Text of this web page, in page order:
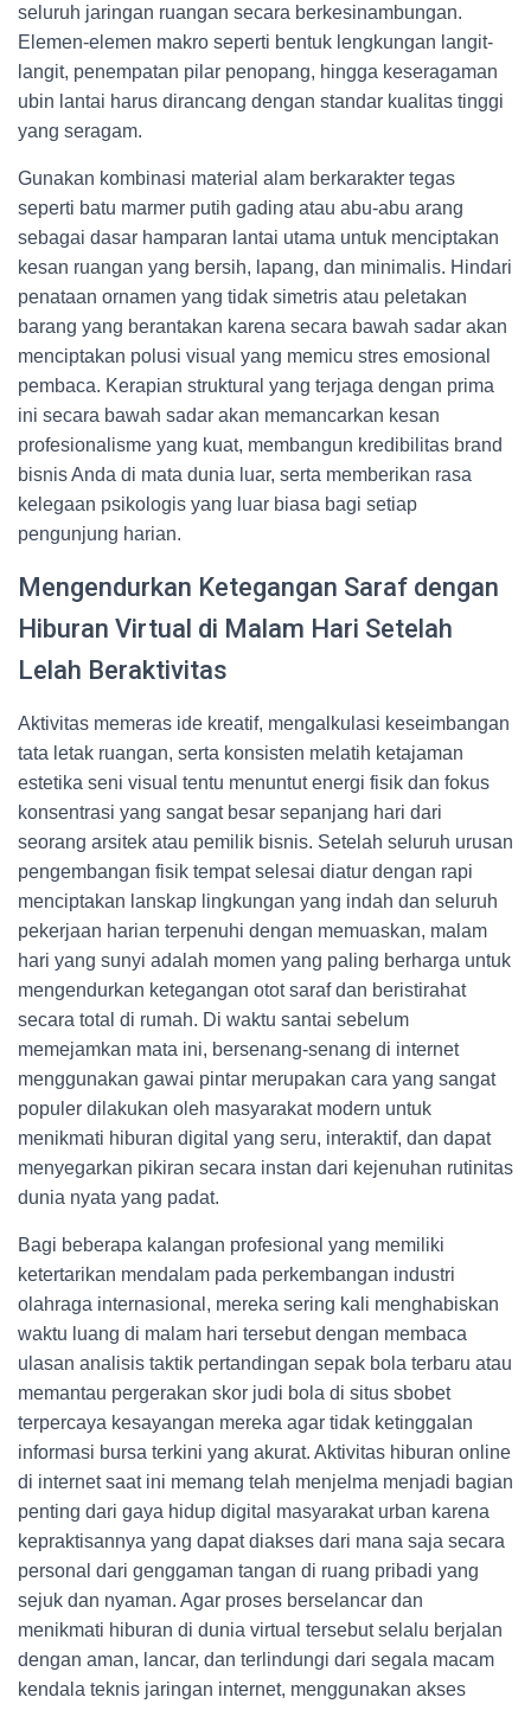
seluruh jaringan ruangan secara berkesinambungan.
Elemen-elemen makro seperti bentuk lengkungan langit-
langit, penempatan pilar penopang, hingga keseragaman
ubin lantai harus dirancang dengan standar kualitas tinggi
yang seragam.
Gunakan kombinasi material alam berkarakter tegas
seperti batu marmer putih gading atau abu-abu arang
sebagai dasar hamparan lantai utama untuk menciptakan
kesan ruangan yang bersih, lapang, dan minimalis. Hindari
penataan ornamen yang tidak simetris atau peletakan
barang yang berantakan karena secara bawah sadar akan
menciptakan polusi visual yang memicu stres emosional
pembaca. Kerapian struktural yang terjaga dengan prima
ini secara bawah sadar akan memancarkan kesan
profesionalisme yang kuat, membangun kredibilitas brand
bisnis Anda di mata dunia luar, serta memberikan rasa
kelegaan psikologis yang luar biasa bagi setiap
pengunjung harian.
Mengendurkan Ketegangan Saraf dengan
Hiburan Virtual di Malam Hari Setelah
Lelah Beraktivitas
Aktivitas memeras ide kreatif, mengalkulasi keseimbangan
tata letak ruangan, serta konsisten melatih ketajaman
estetika seni visual tentu menuntut energi fisik dan fokus
konsentrasi yang sangat besar sepanjang hari dari
seorang arsitek atau pemilik bisnis. Setelah seluruh urusan
pengembangan fisik tempat selesai diatur dengan rapi
menciptakan lanskap lingkungan yang indah dan seluruh
pekerjaan harian terpenuhi dengan memuaskan, malam
hari yang sunyi adalah momen yang paling berharga untuk
mengendurkan ketegangan otot saraf dan beristirahat
secara total di rumah. Di waktu santai sebelum
memejamkan mata ini, bersenang-senang di internet
menggunakan gawai pintar merupakan cara yang sangat
populer dilakukan oleh masyarakat modern untuk
menikmati hiburan digital yang seru, interaktif, dan dapat
menyegarkan pikiran secara instan dari kejenuhan rutinitas
dunia nyata yang padat.
Bagi beberapa kalangan profesional yang memiliki
ketertarikan mendalam pada perkembangan industri
olahraga internasional, mereka sering kali menghabiskan
waktu luang di malam hari tersebut dengan membaca
ulasan analisis taktik pertandingan sepak bola terbaru atau
memantau pergerakan skor judi bola di situs sbobet
terpercaya kesayangan mereka agar tidak ketinggalan
informasi bursa terkini yang akurat. Aktivitas hiburan online
di internet saat ini memang telah menjelma menjadi bagian
penting dari gaya hidup digital masyarakat urban karena
kepraktisannya yang dapat diakses dari mana saja secara
personal dari genggaman tangan di ruang pribadi yang
sejuk dan nyaman. Agar proses berselancar dan
menikmati hiburan di dunia virtual tersebut selalu berjalan
dengan aman, lancar, dan terlindungi dari segala macam
kendala teknis jaringan internet, menggunakan akses